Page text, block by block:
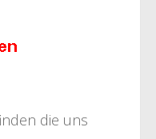
die uns